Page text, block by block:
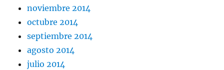
noviembre 2014
octubre 2014
septiembre 2014
agosto 2014
julio 2014